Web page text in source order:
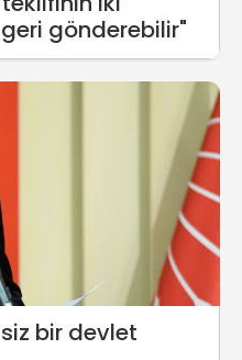
gönderebilir"
bir devlet